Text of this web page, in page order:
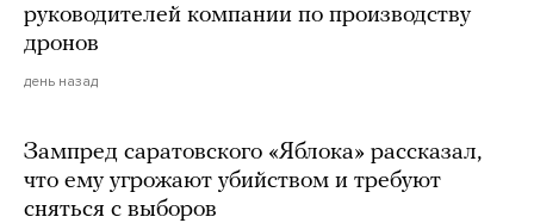
руководителей компании по производству
дронов
день назад
Зампред саратовского «Яблока» рассказал,
что ему угрожают убийством и требуют
сняться с выборов